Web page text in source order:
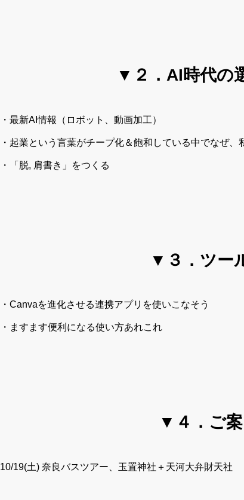
▼２．AI時代の
・最新AI情報（ロボット、動画加工）
・起業という言葉がチープ化＆飽和している中でなぜ
・「脱, 肩書き」をつくる
▼３．ツー
・Canvaを進化させる連携アプリを使いこなそう
・ますます便利になる使い方あれこれ
▼４．ご
10/19(土) 奈良バスツアー、玉置神社＋天河大弁財天社